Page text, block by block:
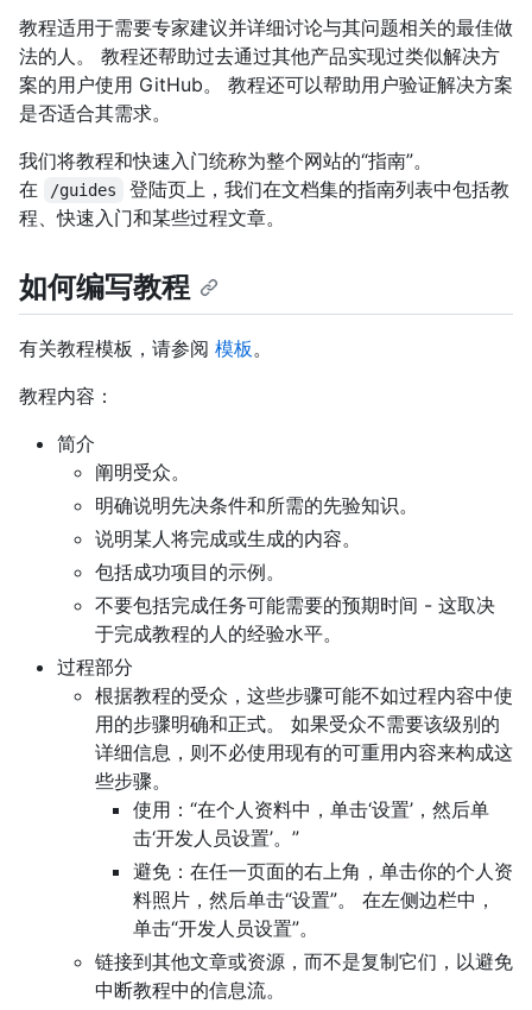
教程适用于需要专家建议并详细讨论与其问题相关的最佳做
法的人。 教程还帮助过去通过其他产品实现过类似解决方
案的用户使用 GitHub。 教程还可以帮助用户验证解决方案
是否适合其需求。
我们将教程和快速入门统称为整个网站的“指南”。
在
/guides
登陆页上，我们在文档集的指南列表中包括教
程、快速入门和某些过程文章。
如何编写教程
有关教程模板，请参阅 模板。
教程内容：
简介
阐明受众。
明确说明先决条件和所需的先验知识。
说明某人将完成或生成的内容。
包括成功项目的示例。
不要包括完成任务可能需要的预期时间 - 这取决
于完成教程的人的经验水平。
过程部分
根据教程的受众，这些步骤可能不如过程内容中使
用的步骤明确和正式。 如果受众不需要该级别的
详细信息，则不必使用现有的可重用内容来构成这
些步骤。
使用：“在个人资料中，单击‘设置’，然后单
击‘开发人员设置’。”
避免：在任一页面的右上角，单击你的个人资
料照片，然后单击“设置”。 在左侧边栏中，
单击“开发人员设置”。
链接到其他文章或资源，而不是复制它们，以避免
中断教程中的信息流。